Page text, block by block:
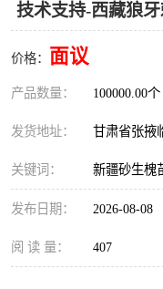
技术支持-西藏狼
价格： 面议
产品数量： 100000.00个
发货地址： 甘肃省张掖
关键词： 新疆砂生槐
发布日期： 2026-08-08
阅 读 量： 407